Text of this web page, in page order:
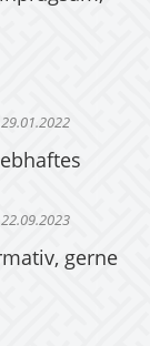
gerne